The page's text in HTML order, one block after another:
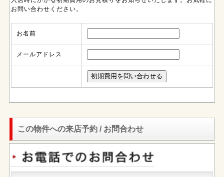
お問い合わせください。
お名前
メールアドレス
この物件への来店予約 / お問合わせ